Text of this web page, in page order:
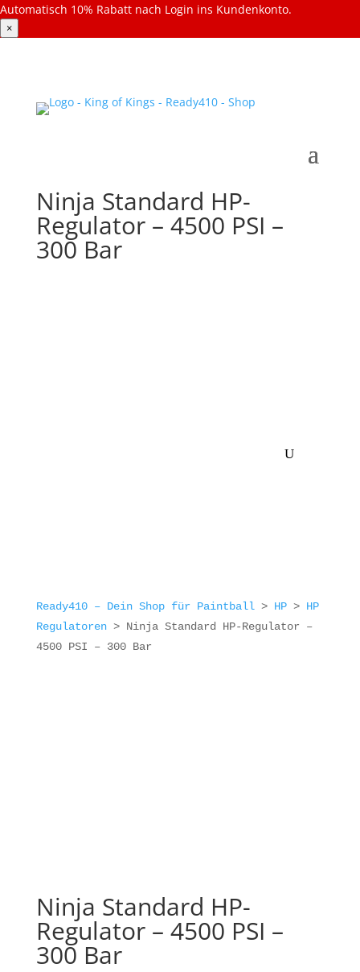
Automatisch 10% Rabatt nach Login ins Kundenkonto.
×
Ninja Standard HP-
Regulator – 4500 PSI –
300 Bar
Ready410 – Dein Shop für Paintball> HP> HP
Regulatoren> Ninja Standard HP-Regulator –
4500 PSI – 300 Bar
Ninja Standard HP-
Regulator – 4500 PSI –
300 Bar